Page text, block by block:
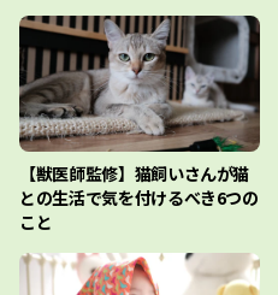
【獣医師監修】猫飼いさんが猫
との生活で気を付けるべき6つの
こと